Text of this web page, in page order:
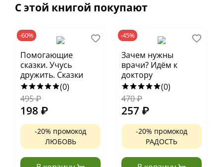
С этой книгой покупают
-60%
Помогающие
сказки. Учусь
дружить. Сказки
(0)
495₽
198 ₽
-20% промокод
ЛЮБОВЬ
-45%
Зачем нужны
врачи? Идём к
доктору
(0)
470₽
257 ₽
-20% промокод
РАДОСТЬ